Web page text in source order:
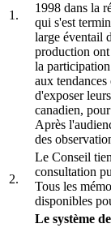
1.
1998 dans la
qui s'est
large éventail
production
la
aux
d'exposer
canadien,
Après
des
2.
Le Conseil
consultation
Tous les
disponibles
Le système